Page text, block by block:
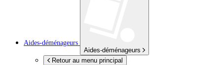
Aides-déménageurs
Aides-déménageurs
Retour au menu principal